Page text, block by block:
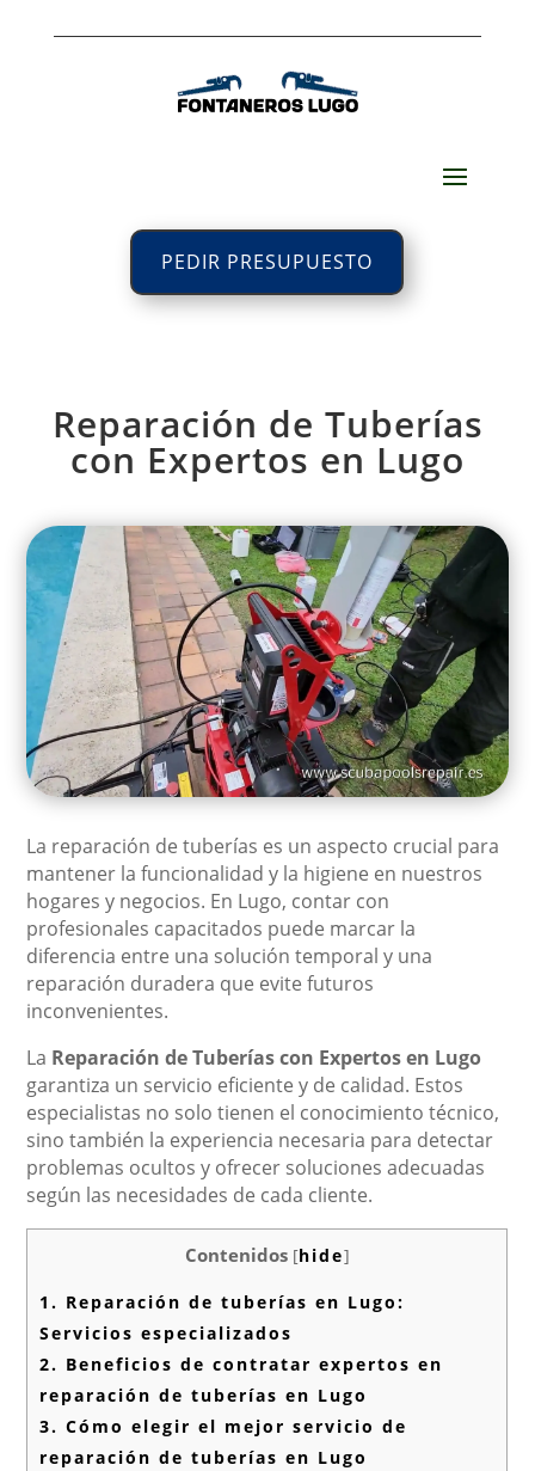
PEDIR PRESUPUESTO
Reparación de Tuberías
con Expertos en Lugo
La reparación de tuberías es un aspecto crucial para
mantener la funcionalidad y la higiene en nuestros
hogares y negocios. En Lugo, contar con
profesionales capacitados puede marcar la
diferencia entre una solución temporal y una
reparación duradera que evite futuros
inconvenientes.
La Reparación de Tuberías con Expertos en Lugo
garantiza un servicio eficiente y de calidad. Estos
especialistas no solo tienen el conocimiento técnico,
sino también la experiencia necesaria para detectar
problemas ocultos y ofrecer soluciones adecuadas
según las necesidades de cada cliente.
Contenidos [hide]
1. Reparación de tuberías en Lugo:
Servicios especializados
2. Beneficios de contratar expertos en
reparación de tuberías en Lugo
3. Cómo elegir el mejor servicio de
reparación de tuberías en Lugo